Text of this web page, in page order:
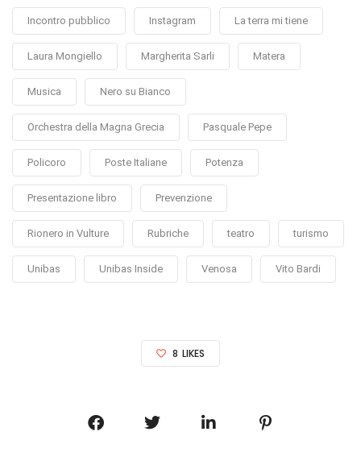
Incontro pubblico Instagram La terra mi tiene
Laura Mongiello Margherita Sarli Matera
Musica Nero su Bianco
Orchestra della Magna Grecia Pasquale Pepe
Policoro Poste Italiane Potenza
Presentazione libro Prevenzione
Rionero in Vulture Rubriche teatro turismo
Unibas Unibas Inside Venosa Vito Bardi
8 LIKES